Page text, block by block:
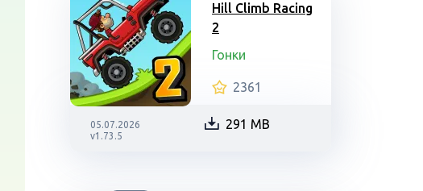
Hill Climb Racing
2
Гонки
2361
05.07.2026
v1.73.5
291 MB